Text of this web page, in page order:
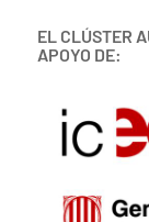
EL CLÚSTER
APOYO DE: